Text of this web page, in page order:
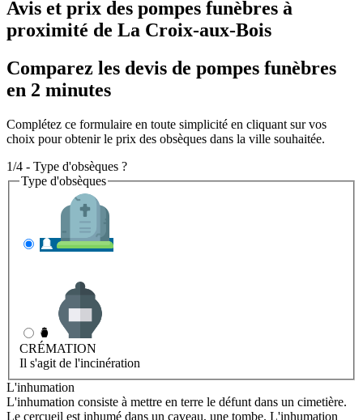
Avis et prix des pompes funèbres à
proximité de La Croix-aux-Bois
Comparez les devis de pompes funèbres
en 2 minutes
Complétez ce formulaire en toute simplicité en cliquant sur vos
choix pour obtenir le prix des obsèques dans la ville souhaitée.
1/4 - Type d'obsèques ?
Type d'obsèques
CRÉMATION
Il s'agit de l'incinération
L'inhumation
L'inhumation consiste à mettre en terre le défunt dans un cimetière.
Le cercueil est inhumé dans un caveau, une tombe. L'inhumation